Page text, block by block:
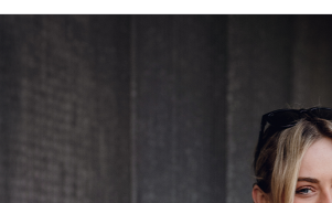
Výmena a vrátenie zadarmo Zobraziť